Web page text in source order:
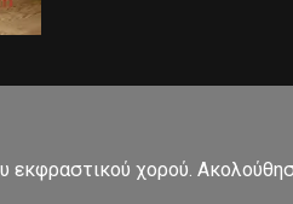
χορού.